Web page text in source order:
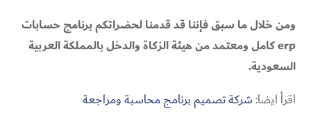
ومن خلال ما سبق فإننا قد قدمنا لحضراتكم برنامج حسابات
erp كامل ومعتمد من هيئة الزكاة والدخل بالمملكة العربية
السعودية.
اقرأ ايضا:شركة تصميم برنامج محاسبة ومراجعة